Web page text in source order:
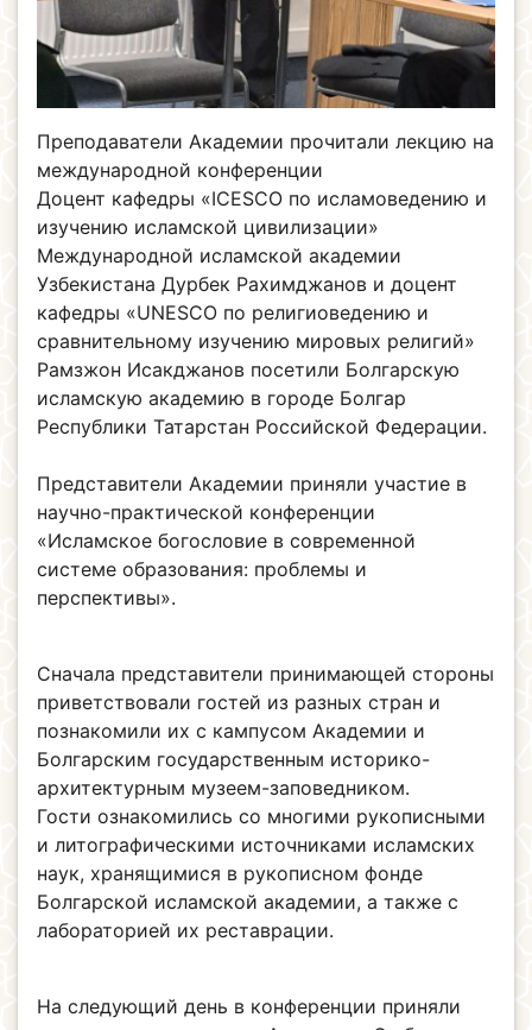
Преподаватели Академии прочитали лекцию на
международной конференции
Доцент кафедры «ICESCO по исламоведению и
изучению исламской цивилизации»
Международной исламской академии
Узбекистана Дурбек Рахимджанов и доцент
кафедры «UNESCO по религиоведению и
сравнительному изучению мировых религий»
Рамзжон Исакджанов посетили Болгарскую
исламскую академию в городе Болгар
Республики Татарстан Российской Федерации.
Представители Академии приняли участие в
научно-практической конференции
«Исламское богословие в современной
системе образования: проблемы и
перспективы».
Сначала представители принимающей стороны
приветствовали гостей из разных стран и
познакомили их с кампусом Академии и
Болгарским государственным историко-
архитектурным музеем-заповедником.
Гости ознакомились со многими рукописными
и литографическими источниками исламских
наук, хранящимися в рукописном фонде
Болгарской исламской академии, а также с
лабораторией их реставрации.
На следующий день в конференции приняли